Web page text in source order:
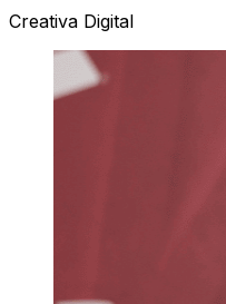
Creativa Digital